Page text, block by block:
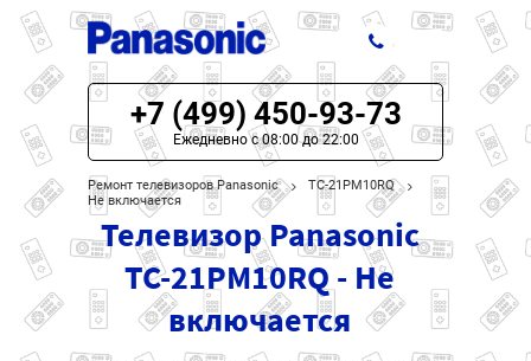
ЦЕНЫ НА РЕМОНТ
О СЕРВИСЕ
МОДЕЛИ PANASONIC
НАШИ КОНТАКТЫ
+7 (499) 450-93-73
Ежедневно с 08:00 до 22:00
Ремонт телевизоров Panasonic
TC-21PM10RQ
Не включается
Телевизор Panasonic
TC-21PM10RQ - Не
включается